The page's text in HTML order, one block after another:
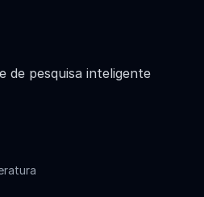
de pesquisa inteligente